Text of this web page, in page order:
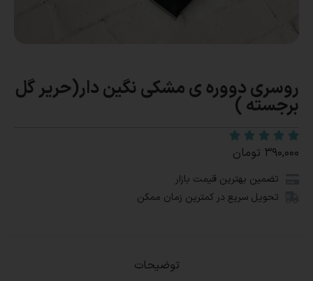
روسری دووره ی مشکی نگین دار(حریر گل
برجسته )
۳۹۰,۰۰۰ تومان
تضمین بهترین قیمت بازار
تحویل سریع در کمترین زمان ممکن
توضیحات